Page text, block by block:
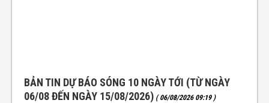
BẢN TIN DỰ BÁO SÓNG 10 NGÀY TỚI (TỪ NGÀY
06/08 ĐẾN NGÀY 15/08/2026) ( 06/08/2026 09:19 )